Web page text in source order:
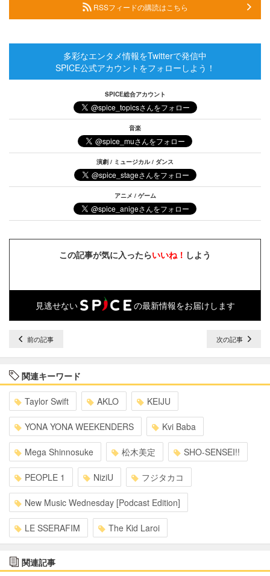
RSSフィードの購読はこちら
多彩なエンタメ情報をTwitterで発信中
SPICE公式アカウントをフォローしよう！
SPICE総合アカウント
音楽
演劇 / ミュージカル / ダンス
アニメ / ゲーム
この記事が気に入ったらいいね！ しよう
見逃せない の最新情報をお届けします
前の記事 次の記事
関連キーワード
Taylor Swift AKLO KEIJU
YONA YONA WEEKENDERS Kvi Baba
Mega Shinnosuke 松木美定 SHO-SENSEI!!
PEOPLE 1 NiziU フジタカコ
New Music Wednesday [Podcast Edition]
LE SSERAFIM The Kid Laroi
関連記事